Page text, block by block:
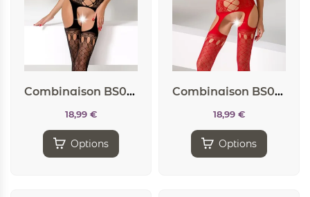
Combinaison BS056 – Noir
18,99 €
Options
Combinaison BS056 – Rouge
18,99 €
Options